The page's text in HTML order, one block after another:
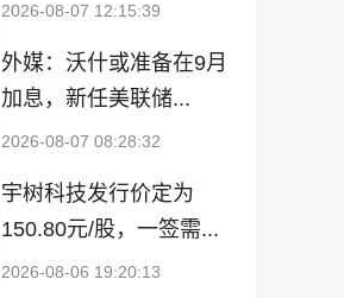
2026-08-07 12:15:39
外媒：沃什或准备在9月
加息，新任美联储...
2026-08-07 08:28:32
宇树科技发行价定为
150.80元/股，一签需...
2026-08-06 19:20:13